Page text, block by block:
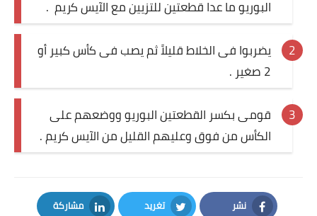
مشروب وحلا
حلويات
البوريو ما عدا قطعتين للتزيين مع الآيس كريم .
يضربوا فى الخلاط قليلاً ثم يصب فى كأس كبير أو
2 صغير .
قومى بكسر القطعتين البوريو ووضعهم على
الكأس من فوق وعليهم القليل من الآيس كريم .
نشر تغريد مشاركة